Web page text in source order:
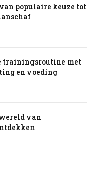
populaire keuze tot
trainingsroutine met
en voeding
van